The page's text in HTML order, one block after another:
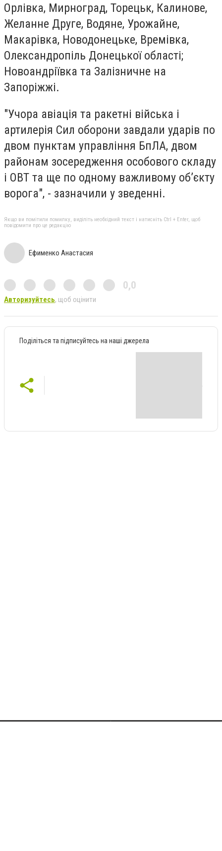
Орлівка, Мирноград, Торецьк, Калинове,
Желанне Друге, Водяне, Урожайне,
Макарівка, Новодонецьке, Времівка,
Олександропіль Донецької області;
Новоандріївка та Залізничне на
Запоріжжі.
"Учора авіація та ракетні війська і
артилерія Сил оборони завдали ударів по
двом пунктам управління БпЛА, двом
районам зосередження особового складу
і ОВТ та ще по одному важливому об’єкту
ворога", - зазначили у зведенні.
Якщо ви помітили помилку, виділіть необхідний текст і натисніть Ctrl + Enter, щоб
повідомити про це редакцію
Ефименко Анастасия
0,0
Авторизуйтесь, щоб оцінити
Поділіться та підписуйтесь на наші джерела